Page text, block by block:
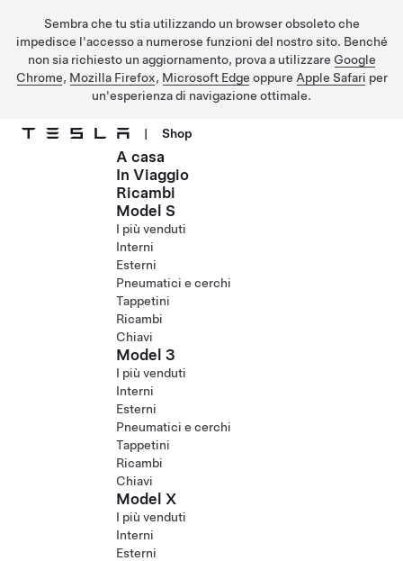
Sembra che tu stia utilizzando un browser obsoleto che
impedisce l'accesso a numerose funzioni del nostro sito. Benché
non sia richiesto un aggiornamento, prova a utilizzare Google
Chrome, Mozilla Firefox, Microsoft Edge oppure Apple Safari per
un'esperienza di navigazione ottimale.
Passa al contenuto principale
| Shop
A casa
In Viaggio
Ricambi
Model S
I più venduti
Interni
Esterni
Pneumatici e cerchi
Tappetini
Ricambi
Chiavi
Model 3
I più venduti
Interni
Esterni
Pneumatici e cerchi
Tappetini
Ricambi
Chiavi
Model X
I più venduti
Interni
Esterni